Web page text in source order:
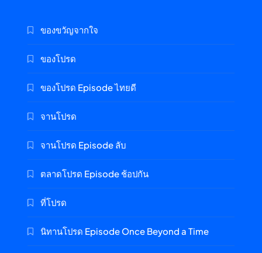
ของขวัญจากใจ
ของโปรด
ของโปรด Episode ไทยดี
จานโปรด
จานโปรด Episode ลับ
ตลาดโปรด Episode ช้อปกัน
ที่โปรด
นิทานโปรด Episode Once Beyond a Time